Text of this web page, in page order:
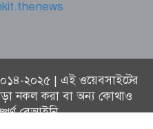
২০১৪-২০২৫ | এই ওয়েবসাইটের
নকল করা বা অন্য কোথাও
বেআইনি